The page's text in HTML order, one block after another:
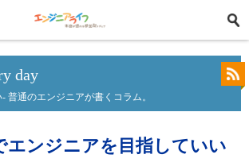
day
普通のエンジニアが書くコラム。
エンジニアを目指していい